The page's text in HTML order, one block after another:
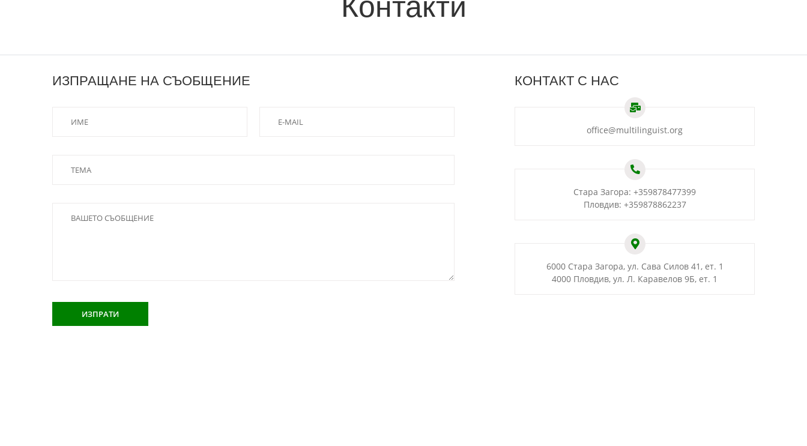
ИЗПРАЩАНЕ НА СЪОБЩЕНИЕ
ИЗПРАТИ
КОНТАКТ С НАС
office@multilinguist.org
Стара Загора: +359878477399
Пловдив: +359878862237
6000 Стара Загора, ул. Сава Силов 41, ет. 1
4000 Пловдив, ул. Л. Каравелов 9Б, ет. 1